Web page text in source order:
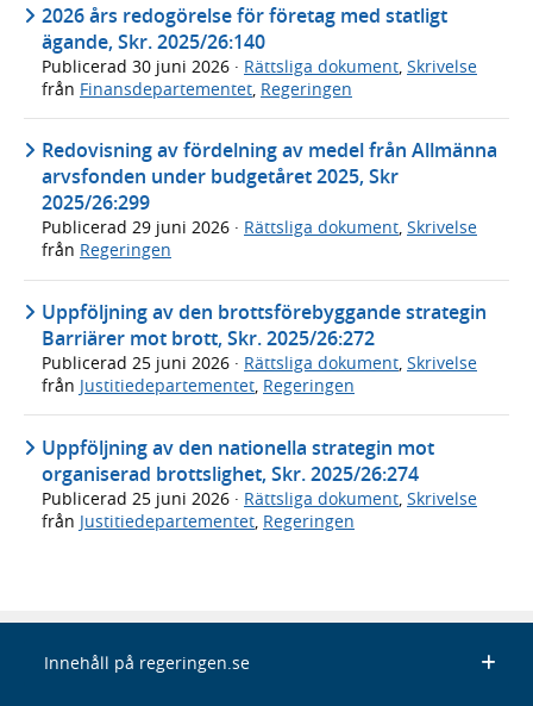
2026 års redogörelse för företag med statligt
ägande, Skr. 2025/26:140
Publicerad 30 juni 2026 · Rättsliga dokument Skrivelse
från Finansdepartementet Regeringen
Redovisning av fördelning av medel från Allmänna
arvsfonden under budgetåret 2025, Skr
2025/26:299
Publicerad 29 juni 2026 · Rättsliga dokument, Skrivelse
från Regeringen
Uppföljning av den brottsförebyggande strategin
Barriärer mot brott, Skr. 2025/26:272
Publicerad 25 juni 2026 · Rättsliga dokument, Skrivelse
från Justitiedepartementet, Regeringen
Uppföljning av den nationella strategin mot
organiserad brottslighet, Skr. 2025/26:274
Publicerad 25 juni 2026 · Rättsliga dokument Skrivelse
från Justitiedepartementet Regeringen
Innehåll på regeringen.se